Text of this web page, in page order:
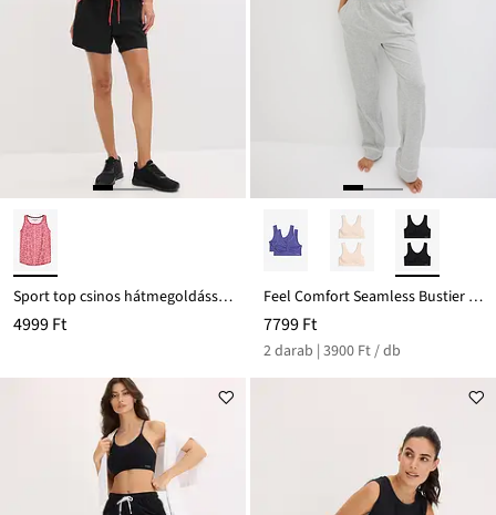
Sport top csinos hátmegoldással, gyorsan szárad
4999 Ft
Feel Comfort Seamless Bustier melltartó (2 db-os csomag)
7799 Ft
2 darab | 3900 Ft / db